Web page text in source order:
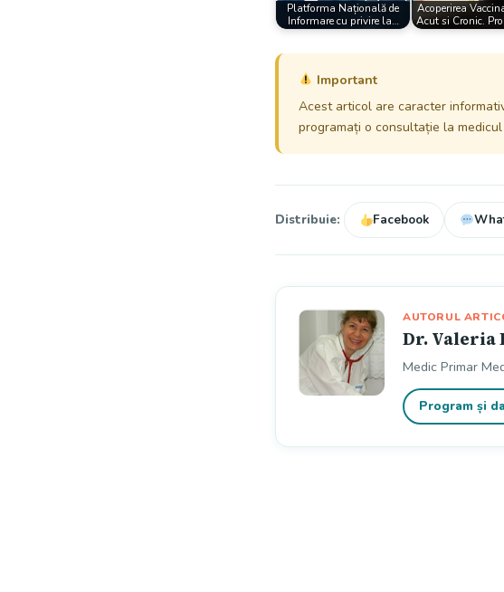
Platforma Națională de
Informare cu privire la…
Acoperirea
Acut si Cronic.
Important
Acest articol are caracter
programați o consultație la
Distribuie: Facebook
AUTORUL
Dr. Valeria
Medic Primar
Program și